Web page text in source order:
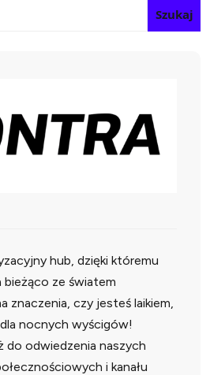
Szukaj
hub, dzięki któremu
bieżąco ze światem
znaczenia, czy jesteś laikiem,
nocnych wyścigów!
do odwiedzenia naszych
i kanału